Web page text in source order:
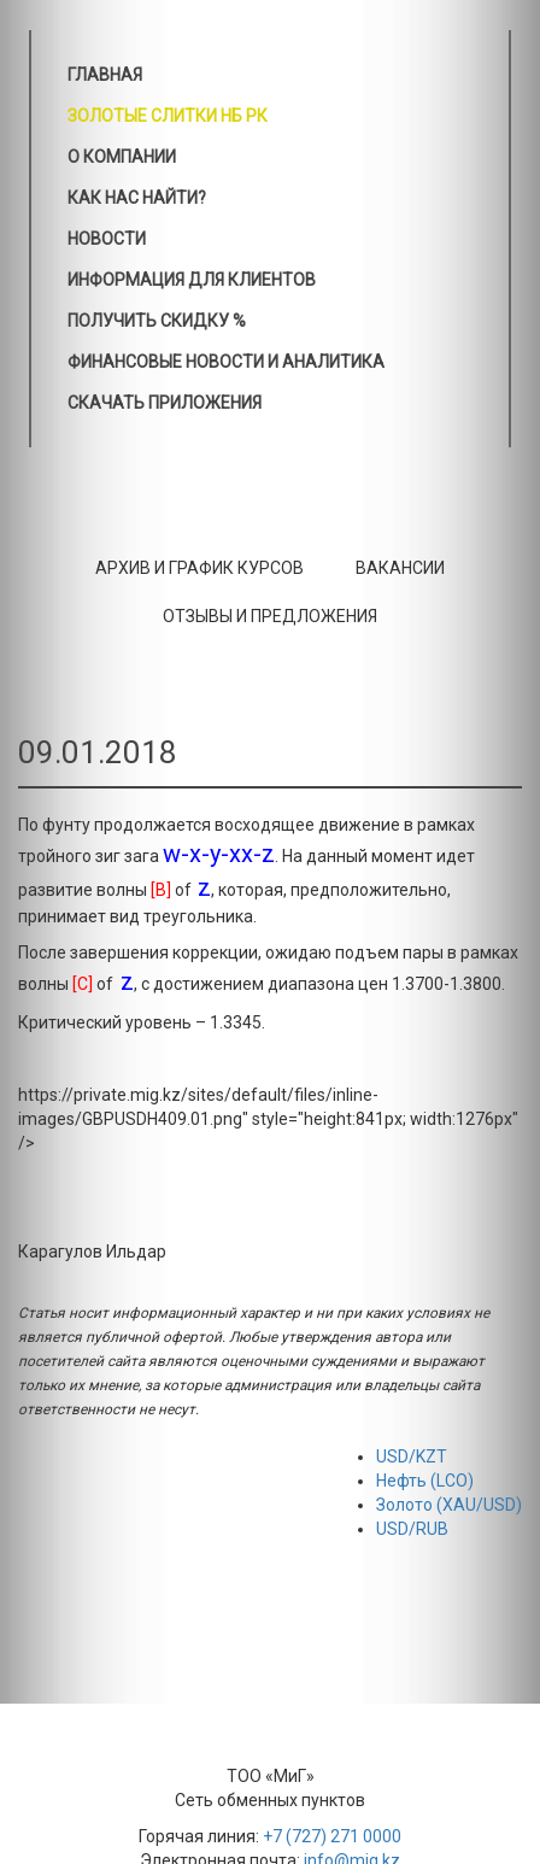
ГЛАВНАЯ
ЗОЛОТЫЕ СЛИТКИ НБ РК
О КОМПАНИИ
КАК НАС НАЙТИ?
НОВОСТИ
ИНФОРМАЦИЯ ДЛЯ КЛИЕНТОВ
ПОЛУЧИТЬ СКИДКУ %
ФИНАНСОВЫЕ НОВОСТИ И АНАЛИТИКА
СКАЧАТЬ ПРИЛОЖЕНИЯ
АРХИВ И ГРАФИК КУРСОВ ВАКАНСИИ
ОТЗЫВЫ И ПРЕДЛОЖЕНИЯ
09.01.2018
По фунту продолжается восходящее движение в рамках
тройного зиг зага w-x-y-xx-z . На данный момент идет
развитие волны [B] of z, которая, предположительно,
принимает вид треугольника.
После завершения коррекции, ожидаю подъем пары в рамках
волны [C] of z, с достижением диапазона цен 1.3700-1.3800.
Критический уровень – 1.3345.
https://private.mig.kz/sites/default/files/inline-
images/GBPUSDH409.01.png" style="height:841px; width:1276px"
/>
Карагулов Ильдар
Статья носит информационный характер и ни при каких условиях не
является публичной офертой. Любые утверждения автора или
посетителей сайта являются оценочными суждениями и выражают
только их мнение, за которые администрация или владельцы сайта
ответственности не несут.
USD/KZT
Нефть (LCO)
Золото (XAU/USD)
USD/RUB
ТОО «МиГ»
Сеть обменных пунктов
Горячая линия: +7 (727) 271 0000